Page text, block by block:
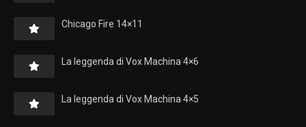
Chicago Fire 14×11
La leggenda di Vox Machina 4×6
La leggenda di Vox Machina 4×5